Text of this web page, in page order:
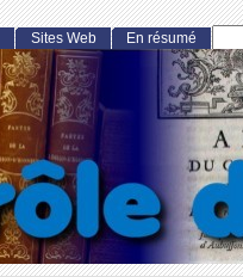
Sites Web En résumé